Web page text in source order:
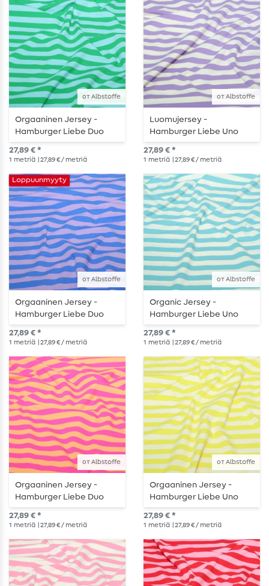
от Albstoffe
Orgaaninen Jersey -
Hamburger Liebe Duo
Kesäraidat Turkoosi
Vihreä
27,89 € *
1 metriä | 27,89 € / metriä
от Albstoffe
Luomujersey -
Hamburger Liebe Uno
Kesäraidat Ecru Violetti
27,89 € *
1 metriä | 27,89 € / metriä
от Albstoffe
Loppuunmyyty
Orgaaninen Jersey -
Hamburger Liebe Duo
Kesäraidat Sininen
Violetti
27,89 € *
1 metriä | 27,89 € / metriä
от Albstoffe
Organic Jersey -
Hamburger Liebe Uno
Kesäraidat Ecru Turkoosi
27,89 € *
1 metriä | 27,89 € / metriä
от Albstoffe
Orgaaninen Jersey -
Hamburger Liebe Duo
Kesäraidat Oranssi
Vaaleanpunainen
27,89 € *
1 metriä | 27,89 € / metriä
от Albstoffe
Orgaaninen Jersey -
Hamburger Liebe Uno
Kesäraidat Ecru
Keltainen
27,89 € *
1 metriä | 27,89 € / metriä